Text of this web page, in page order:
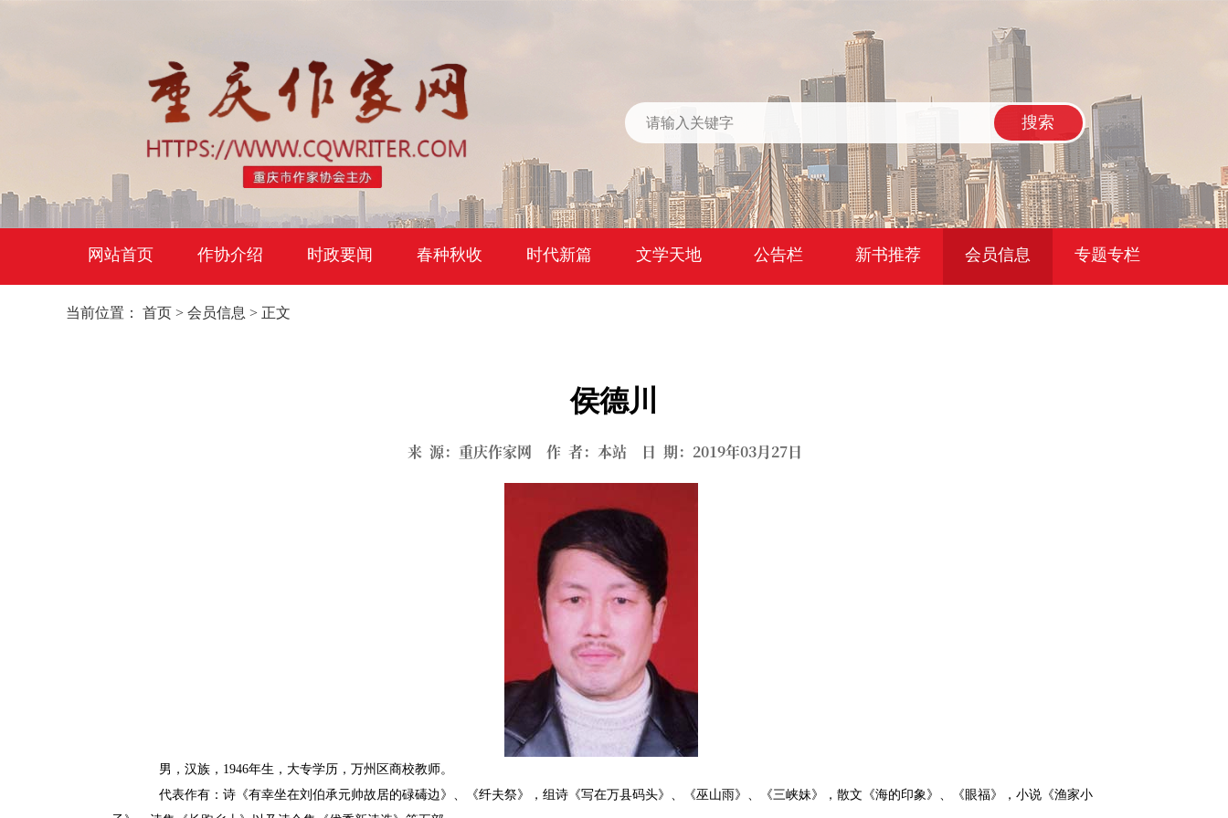
搜索
网站首页 作协介绍 时政要闻 春种秋收 时代新篇 文学天地 公告栏 新书推荐 会员信息 专题专栏
当前位置： 首页 > 会员信息 > 正文
侯德川
来 源：重庆作家网 作 者：本站 日 期：2019年03月27日
男，汉族，1946年生，大专学历，万州区商校教师。
代表作有：诗《有幸坐在刘伯承元帅故居的碌碡边》、《纤夫祭》，组诗《写在万县码头》、《巫山雨》、《三峡妹》，散文《海的印象》、《眼福》，小说《渔家小